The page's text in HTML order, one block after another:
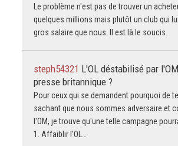
Le problème n'est pas de trouver un
quelques millions mais plutôt un club qui
gros salaire que nous. Il est là le soucis.
steph54321 L'OL déstabilisé par
presse britannique ?
Pour ceux qui se demandent pourquoi de
sachant que nous sommes adversaire et
l'OM, je trouve qu'une telle campagne
1. Affaiblir l'OL…